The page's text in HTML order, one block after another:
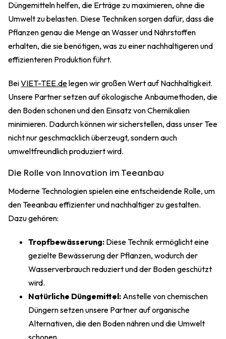
Düngemitteln helfen, die Erträge zu maximieren, ohne die
Umwelt zu belasten. Diese Techniken sorgen dafür, dass die
Pflanzen genau die Menge an Wasser und Nährstoffen
erhalten, die sie benötigen, was zu einer nachhaltigeren und
effizienteren Produktion führt.
BeiVIET-TEE.delegen wir großen Wert auf Nachhaltigkeit.
Unsere Partner setzen auf ökologische Anbaumethoden, die
den Boden schonen und den Einsatz von Chemikalien
minimieren. Dadurch können wir sicherstellen, dass unser Tee
nicht nur geschmacklich überzeugt, sondern auch
umweltfreundlich produziert wird.
Die Rolle von Innovation im Teeanbau
Moderne Technologien spielen eine entscheidende Rolle, um
den Teeanbau effizienter und nachhaltiger zu gestalten.
Dazu gehören:
Tropfbewässerung: Diese Technik ermöglicht eine
gezielte Bewässerung der Pflanzen, wodurch der
Wasserverbrauch reduziert und der Boden geschützt
wird.
Natürliche Düngemittel: Anstelle von chemischen
Düngern setzen unsere Partner auf organische
Alternativen, die den Boden nähren und die Umwelt
schonen.